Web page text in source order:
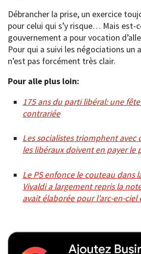
Débrancher la prise, un exercice
pour celui qui s’y risque… Mais est-
gouvernement a pour vocation
Pour qui a suivi les négociations un
n’est pas forcément très clair.
Pour alle plus loin:
175 ans du parti libéral: une fête
contrariée
Les socialistes triomphent avec
les libéraux doivent en payer le
Le PS enfonce le couteau dans
Vivaldi a largement repris la
avait élaborée pour l’arc-en-ciel